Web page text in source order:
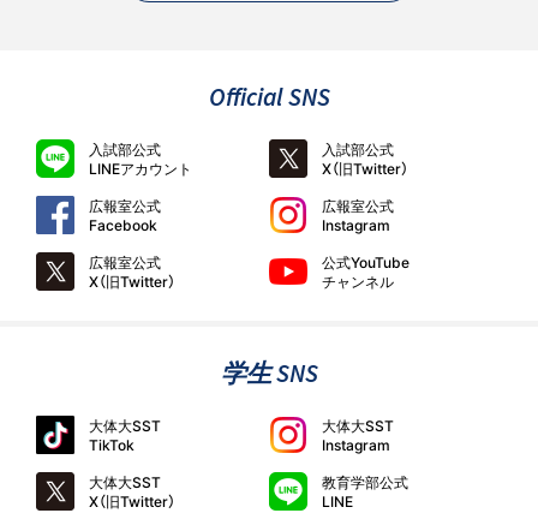
Official SNS
入試部公式
LINEアカウント
入試部公式
X（旧Twitter）
広報室公式
Facebook
広報室公式
Instagram
広報室公式
X（旧Twitter）
公式YouTube
チャンネル
学生 SNS
大体大SST
TikTok
大体大SST
Instagram
大体大SST
X（旧Twitter）
教育学部公式
LINE